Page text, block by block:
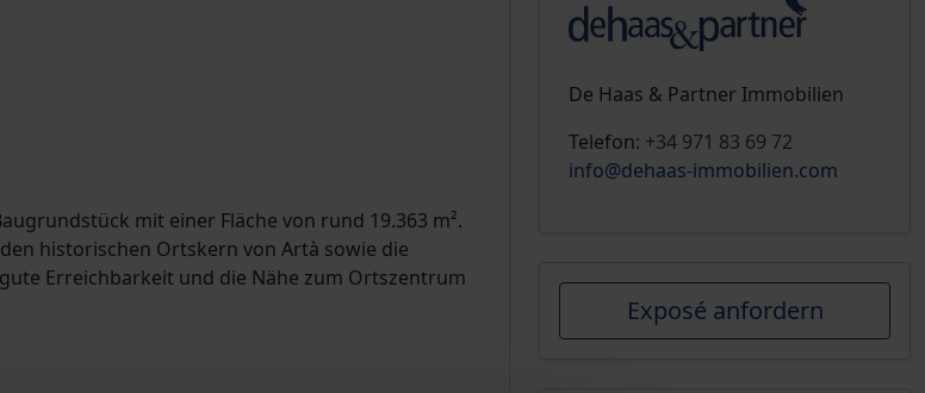
mit einer Fläche von rund 19.363 m².
historischen Ortskern von Artà sowie die
Erreichbarkeit und die Nähe zum Ortszentrum
De Haas & Partner Immobilien
Telefon: +34 971 83 69 72
info@dehaas-immobilien.com
Exposé anfordern